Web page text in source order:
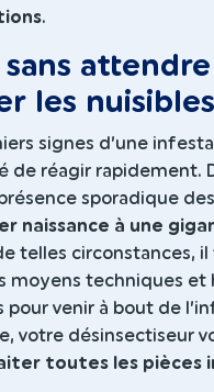
.
sans
les nuisibles
signes d’une
de réagir rapidement.
sporadique
naissance à une
telles circonstances,
moyens techniques et
pour venir à bout de
votre désinsectiseur
toutes les pièces